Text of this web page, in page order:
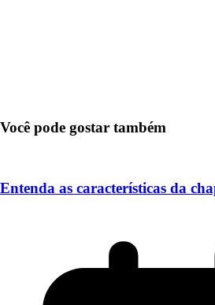
Você pode gostar também
Entenda as características da